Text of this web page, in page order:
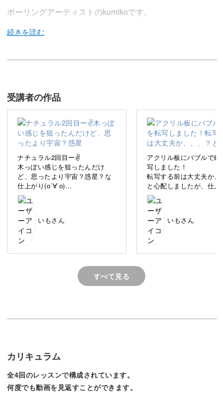
ポーリングアーティストのkumikoです。
初めて聞いたという方もいらっしゃるかもしれませんが、
誰でも楽しめる手軽なアートですよ◎
「アートって難しい」「でもちょっとやってみたい」とい
う方にぴったりなのがこのポーリングアート。
できあがった作品はお部屋に飾ったり、日常で使える小物
にしたりと普段の生活を豊かに彩ってくれます♪
アートと聞くと、専用の道具や技術の練習が必要なので
しかしポーリングアートは、いくつかの準備さえすればす
ぐにはじめられます。
受講者の作品
ナチュラル2回目ー✌️
木っぽい感じを狙ったんだけ
ど、思ったより宇宙？惑星？な
仕上がり(о´∀`о)
ほんと予想できないから楽し
い！！
そろそろ材料補充しなくちゃ🛍️
いもさん
アクリル板にバブルで絵
写しました！
転写する前は大丈夫か、
と心配しましたが、仕上
良い感じ✌️
地球っぽくて好きな色で
いもさん
すべて見る
カリキュラム
全4回のレッスンで構成されています。
何度でも動画を見返すことができます。